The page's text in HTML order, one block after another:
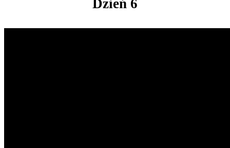
Dzień 6